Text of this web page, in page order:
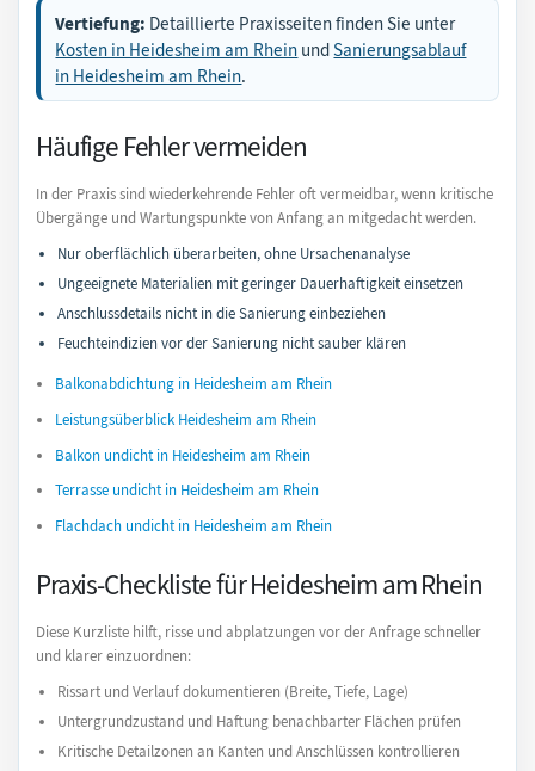
Vertiefung: Detaillierte Praxisseiten finden Sie unter
Kosten in Heidesheim am Rhein undSanierungsablauf
in Heidesheim am Rhein.
Häufige Fehler vermeiden
In der Praxis sind wiederkehrende Fehler oft vermeidbar, wenn kritische
Übergänge und Wartungspunkte von Anfang an mitgedacht werden.
Nur oberflächlich überarbeiten, ohne Ursachenanalyse
Ungeeignete Materialien mit geringer Dauerhaftigkeit einsetzen
Anschlussdetails nicht in die Sanierung einbeziehen
Feuchteindizien vor der Sanierung nicht sauber klären
Balkonabdichtung in Heidesheim am Rhein
Leistungsüberblick Heidesheim am Rhein
Balkon undicht in Heidesheim am Rhein
Terrasse undicht in Heidesheim am Rhein
Flachdach undicht in Heidesheim am Rhein
Praxis-Checkliste für Heidesheim am Rhein
Diese Kurzliste hilft, risse und abplatzungen vor der Anfrage schneller
und klarer einzuordnen:
Rissart und Verlauf dokumentieren (Breite, Tiefe, Lage)
Untergrundzustand und Haftung benachbarter Flächen prüfen
Kritische Detailzonen an Kanten und Anschlüssen kontrollieren